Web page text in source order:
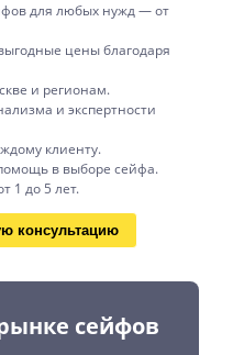
для любых нужд — от
цены благодаря
и регионам.
и экспертности
клиенту.
в выборе сейфа.
1 до 5 лет.
консультацию
сейфов